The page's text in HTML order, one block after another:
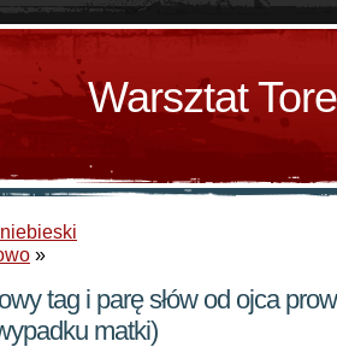
Warsztat
»
tag i parę słów od ojca
matki)